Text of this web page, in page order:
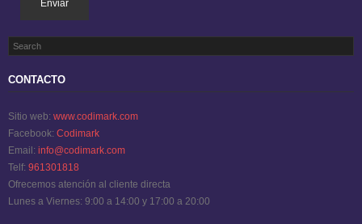
Enviar
CONTACTO
Sitio web: www.codimark.com
Facebook: Codimark
Email: info@codimark.com
Telf: 961301818
Ofrecemos atención al cliente directa
Lunes a Viernes: 9:00 a 14:00 y 17:00 a 20:00